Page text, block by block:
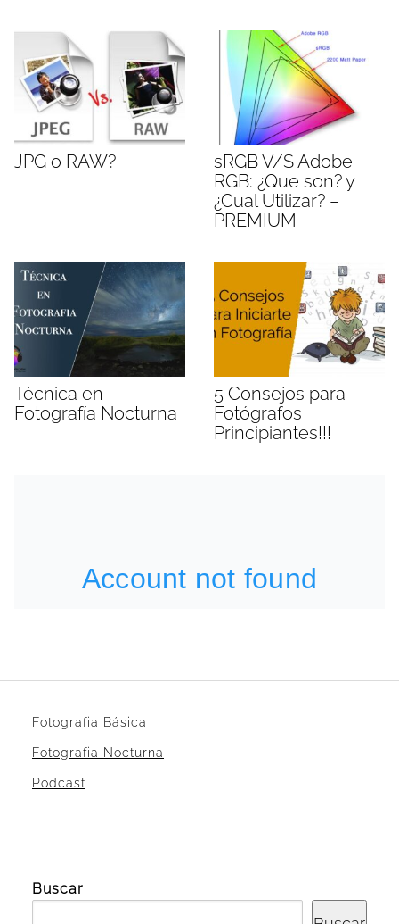
JPG o RAW?
sRGB V/S Adobe
RGB: ¿Que son? y
¿Cual Utilizar? –
PREMIUM
Técnica en
Fotografía Nocturna
5 Consejos para
Fotógrafos
Principiantes!!!
Fotografia Básica
Fotografia Nocturna
Podcast
Buscar